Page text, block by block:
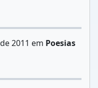
2011 em Poesias